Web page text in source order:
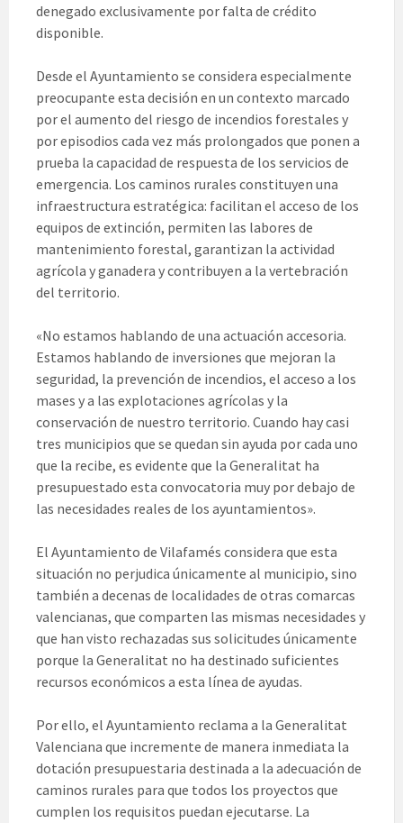
denegado exclusivamente por falta de crédito
disponible.
Desde el Ayuntamiento se considera especialmente
preocupante esta decisión en un contexto marcado
por el aumento del riesgo de incendios forestales y
por episodios cada vez más prolongados que ponen a
prueba la capacidad de respuesta de los servicios de
emergencia. Los caminos rurales constituyen una
infraestructura estratégica: facilitan el acceso de los
equipos de extinción, permiten las labores de
mantenimiento forestal, garantizan la actividad
agrícola y ganadera y contribuyen a la vertebración
del territorio.
«No estamos hablando de una actuación accesoria.
Estamos hablando de inversiones que mejoran la
seguridad, la prevención de incendios, el acceso a los
mases y a las explotaciones agrícolas y la
conservación de nuestro territorio. Cuando hay casi
tres municipios que se quedan sin ayuda por cada uno
que la recibe, es evidente que la Generalitat ha
presupuestado esta convocatoria muy por debajo de
las necesidades reales de los ayuntamientos».
El Ayuntamiento de Vilafamés considera que esta
situación no perjudica únicamente al municipio, sino
también a decenas de localidades de otras comarcas
valencianas, que comparten las mismas necesidades y
que han visto rechazadas sus solicitudes únicamente
porque la Generalitat no ha destinado suficientes
recursos económicos a esta línea de ayudas.
Por ello, el Ayuntamiento reclama a la Generalitat
Valenciana que incremente de manera inmediata la
dotación presupuestaria destinada a la adecuación de
caminos rurales para que todos los proyectos que
cumplen los requisitos puedan ejecutarse. La